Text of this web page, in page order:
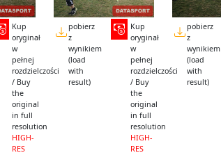
Kup
oryginał
w
pełnej
rozdzielczości
/ Buy
the
original
in full
resolution
HIGH-
RES
pobierz
z
wynikiem
(load
with
result)
Kup
oryginał
w
pełnej
rozdzielczości
/ Buy
the
original
in full
resolution
HIGH-
RES
pobierz
z
wynikiem
(load
with
result)